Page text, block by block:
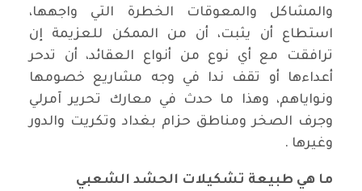
والمشاكل والمعوقات الخطرة التي واجهها،
استطاع أن يثبت، أن من الممكن للعزيمة إن
ترافقت مع أي نوع من أنواع العقائد، أن تدحر
أعداءها أو تقف ندا في وجه مشاريع خصومها
ونواياهم، وهذا ما حدث في معارك تحرير آمرلي
وجرف الصخر ومناطق حزام بغداد وتكريت والدور
وغيرها .
ما هي طبيعة تشكيلات الحشد الشعبي